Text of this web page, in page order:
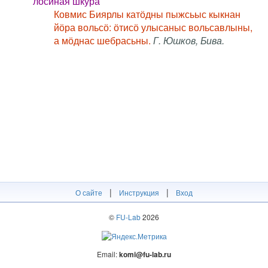
Ковмис Биярлы катӧдны пыжсьыс кыкнан
йӧра вольсӧ: ӧтисӧ улысаныс вольсавлыны,
а мӧднас шебрасьны. Г. Юшков, Бива.
О сайте | Инструкция | Вход
© FU-Lab2026
Email:komi@fu-lab.ru